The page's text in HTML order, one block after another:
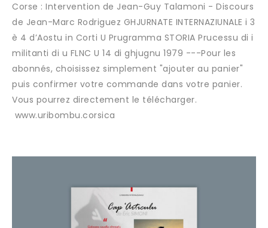
Corse : Intervention de Jean-Guy Talamoni - Discours
de Jean-Marc Rodriguez GHJURNATE INTERNAZIUNALE i 3
è 4 d’Aostu in Corti U Prugramma STORIA Prucessu di i
militanti di u FLNC U 14 di ghjugnu 1979 ---Pour les
abonnés, choisissez simplement "ajouter au panier"
puis confirmer votre commande dans votre panier.
Vous pourrez directement le télécharger.
www.uribombu.corsica